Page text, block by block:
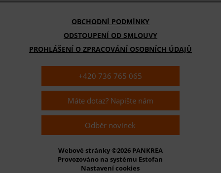
OBCHODNÍ PODMÍNKY
ODSTOUPENÍ OD SMLOUVY
PROHLÁŠENÍ O ZPRACOVÁNÍ OSOBNÍCH ÚDAJŮ
+420 736 765 065
Máte dotaz? Napište nám
Odběr novinek
Webové stránky ©2026 PANKREA
Provozováno na systému Estofan
Nastavení cookies